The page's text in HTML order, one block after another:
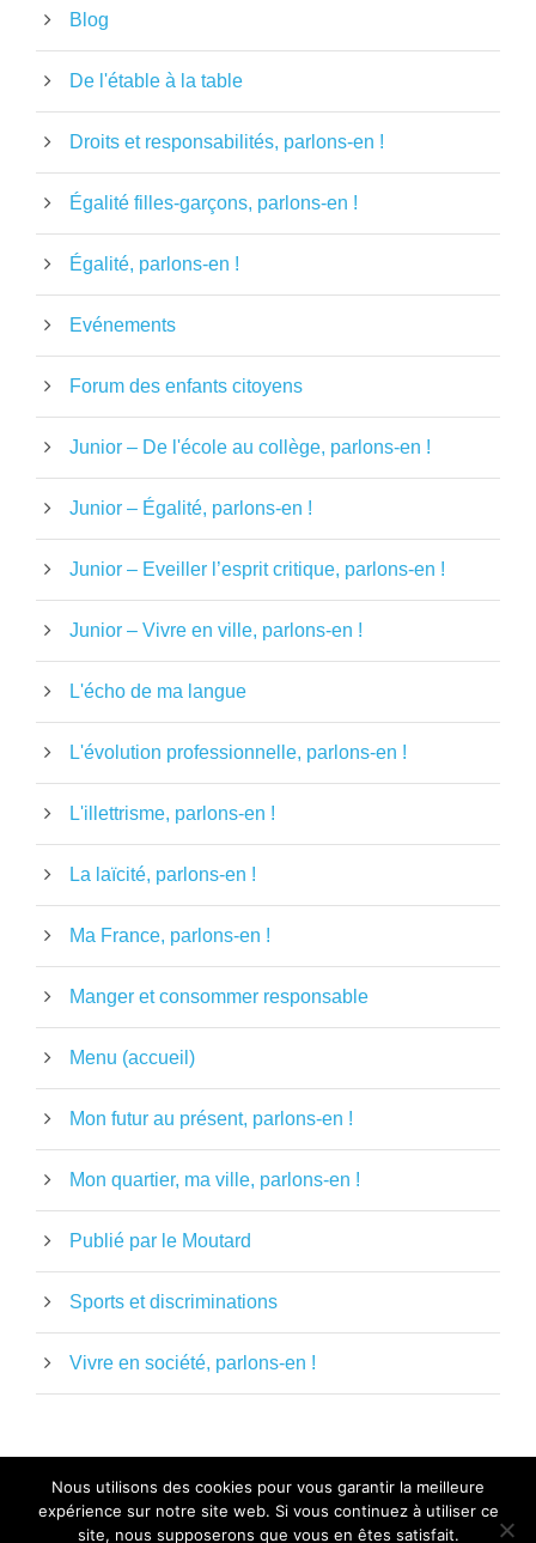
Blog
De l'étable à la table
Droits et responsabilités, parlons-en !
Égalité filles-garçons, parlons-en !
Égalité, parlons-en !
Evénements
Forum des enfants citoyens
Junior – De l'école au collège, parlons-en !
Junior – Égalité, parlons-en !
Junior – Eveiller l’esprit critique, parlons-en !
Junior – Vivre en ville, parlons-en !
L'écho de ma langue
L'évolution professionnelle, parlons-en !
L'illettrisme, parlons-en !
La laïcité, parlons-en !
Ma France, parlons-en !
Manger et consommer responsable
Menu (accueil)
Mon futur au présent, parlons-en !
Mon quartier, ma ville, parlons-en !
Publié par le Moutard
Sports et discriminations
Vivre en société, parlons-en !
MENTIONS LÉGALES -POLITIQUE DE
Nous utilisons des cookies pour vous garantir la meilleure
expérience sur notre site web. Si vous continuez à utiliser ce
site, nous supposerons que vous en êtes satisfait.